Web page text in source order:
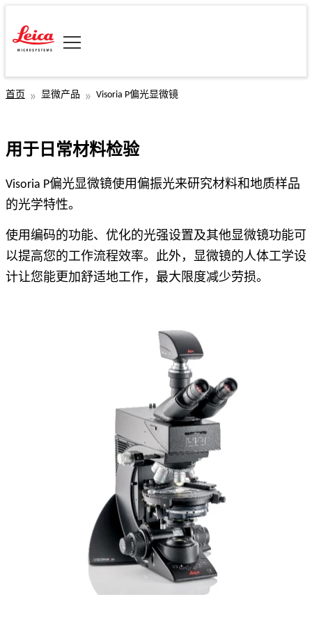
首页 显微产品 Visoria P偏光显微镜
用于日常材料检验
Visoria P偏光显微镜使用偏振光来研究材料和地质样品
的光学特性。
使用编码的功能、优化的光强设置及其他显微镜功能可
以提高您的工作流程效率。此外，显微镜的人体工学设
计让您能更加舒适地工作，最大限度减少劳损。